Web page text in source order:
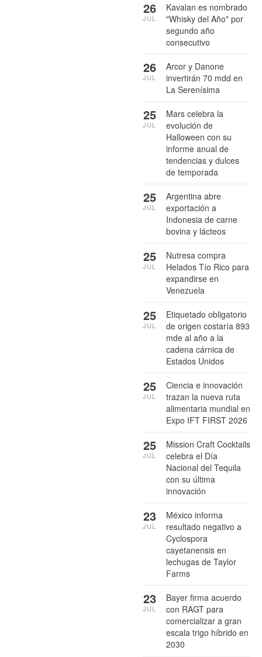
Kavalan es nombrado
"Whisky del Año" por
segundo año
consecutivo
26
JUL
Arcor y Danone
invertirán 70 mdd en
La Serenísima
26
JUL
Mars celebra la
evolución de
Halloween con su
informe anual de
tendencias y dulces
de temporada
25
JUL
Argentina abre
exportación a
Indonesia de carne
bovina y lácteos
25
JUL
Nutresa compra
Helados Tío Rico para
expandirse en
Venezuela
25
JUL
Etiquetado obligatorio
de origen costaría 893
mde al año a la
cadena cárnica de
Estados Unidos
25
JUL
Ciencia e innovación
trazan la nueva ruta
alimentaria mundial en
Expo IFT FIRST 2026
25
JUL
Mission Craft Cocktails
celebra el Día
Nacional del Tequila
con su última
innovación
25
JUL
México informa
resultado negativo a
Cyclospora
cayetanensis en
lechugas de Taylor
Farms
23
JUL
Bayer firma acuerdo
con RAGT para
comercializar a gran
escala trigo híbrido en
2030
23
JUL